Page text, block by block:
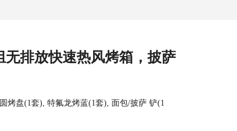
无排放快速热风烤箱，披萨
盘(1套), 特氟龙烤蓝(1套), 面包/披萨 铲(1